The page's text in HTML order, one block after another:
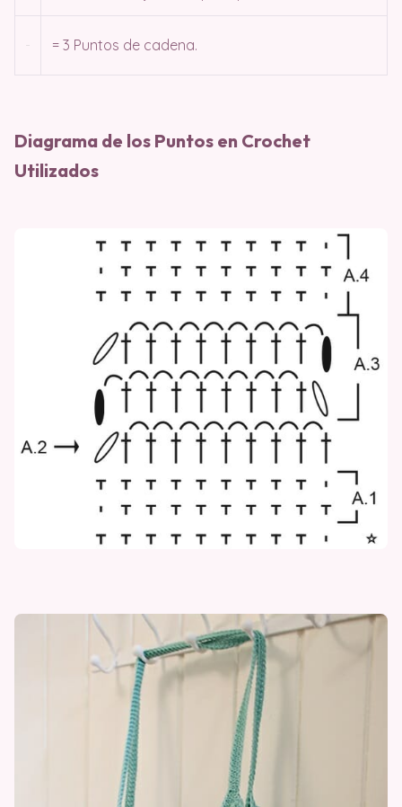
= 3 Puntos de cadena.
Diagrama de los Puntos en Crochet
Utilizados